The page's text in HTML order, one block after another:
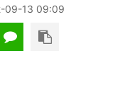
09-13 09:09